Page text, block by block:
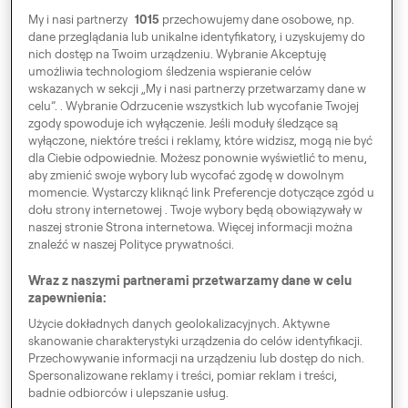
Partner flotowy
Biznes
Biznes
Zwiedzaj Europę
Kodeks Postępowania
Speak up!
OWU, Polityka prywatności & Cookies
RODO
My i nasi partnerzy 1015przechowujemy dane osobowe, np.
dane przeglądania lub unikalne identyfikatory, i uzyskujemy do
nich dostęp na Twoim urządzeniu. Wybranie Akceptuję
umożliwia technologiom śledzenia wspieranie celów
wskazanych w sekcji „My i nasi partnerzy przetwarzamy dane w
celu”. . Wybranie Odrzucenie wszystkich lub wycofanie Twojej
zgody spowoduje ich wyłączenie. Jeśli moduły śledzące są
wyłączone, niektóre treści i reklamy, które widzisz, mogą nie być
dla Ciebie odpowiednie. Możesz ponownie wyświetlić to menu,
aby zmienić swoje wybory lub wycofać zgodę w dowolnym
momencie. Wystarczy kliknąć link Preferencje dotyczące zgód u
dołu strony internetowej . Twoje wybory będą obowiązywały w
naszej stronie Strona internetowa. Więcej informacji można
znaleźć w naszej Polityce prywatności.
Wraz z naszymi partnerami przetwarzamy dane w celu
zapewnienia:
Użycie dokładnych danych geolokalizacyjnych. Aktywne
skanowanie charakterystyki urządzenia do celów identyfikacji.
Przechowywanie informacji na urządzeniu lub dostęp do nich.
Spersonalizowane reklamy i treści, pomiar reklam i treści,
badnie odbiorców i ulepszanie usług.